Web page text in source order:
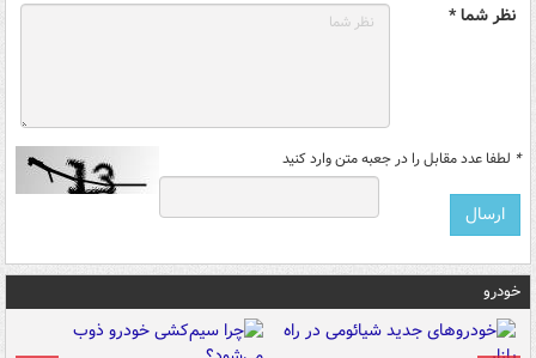
نظر شما *
* لطفا عدد مقابل را در جعبه متن وارد کنید
خودرو